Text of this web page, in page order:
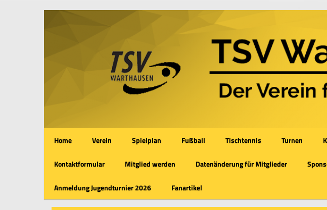
Home Verein Spielplan Fußball Tischtennis Turnen
Kontaktformular Mitglied werden Datenänderung für Mitglieder
Anmeldung Jugendturnier 2026 Fanartikel